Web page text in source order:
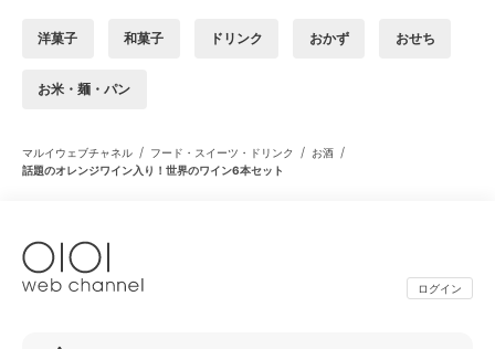
洋菓子 和菓子 ドリンク おかず おせち
お米・麺・パン
マルイウェブチャネル / フード・スイーツ・ドリンク / お酒 /
話題のオレンジワイン入り！世界のワイン6本セット
ログイン